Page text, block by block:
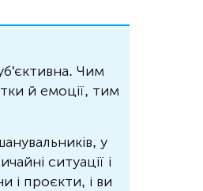
Чим
й емоції, тим
у
ситуації і
і проєкти, і ви